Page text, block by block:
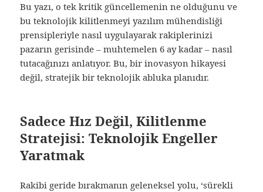
Bu yazı, o tek kritik güncellemenin ne olduğunu ve
bu teknolojik kilitlenmeyi yazılım mühendisliği
prensipleriyle nasıl uygulayarak rakiplerinizi
pazarın gerisinde – muhtemelen 6 ay kadar – nasıl
tutacağınızı anlatıyor. Bu, bir inovasyon hikayesi
değil, stratejik bir teknolojik abluka planıdır.
Sadece Hız Değil, Kilitlenme
Stratejisi: Teknolojik Engeller
Yaratmak
Rakibi geride bırakmanın geleneksel yolu, ‘sürekli